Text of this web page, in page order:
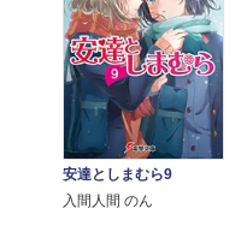
安達としまむら9
入間人間 のん